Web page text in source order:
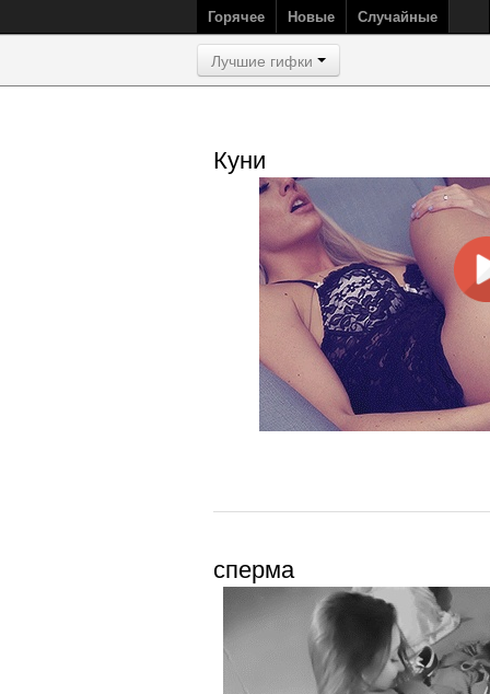
Горячее Новые Случайные
Лучшие гифки
Куни
сперма